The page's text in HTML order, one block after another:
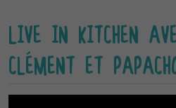
LIVE IN KITCHEN
CLÉMENT ET